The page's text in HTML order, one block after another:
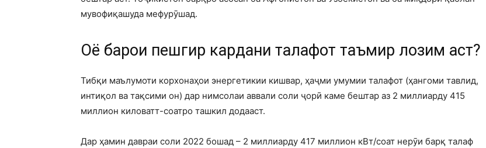
мувофиқашуда мефурӯшад.
Оё барои пешгирӣ кардани талафот таъмир лозим аст?
Тибқи маълумоти корхонаҳои энергетикии кишвар, ҳаҷми умумии талафот (ҳангоми тавлид,
интиқол ва тақсими он) дар нимсолаи аввали соли ҷорӣ каме бештар аз 2 миллиарду 415
миллион киловатт-соатро ташкил додааст.
Дар ҳамин давраи соли 2022 бошад – 2 миллиарду 417 миллион кВт/соат нерӯи барқ ​​талаф